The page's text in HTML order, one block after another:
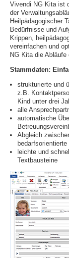
Vivendi NG Kita ist
der
Heilpädagogischer
Bedürfnisse und
Krippen,
vereinfachen und
NG Kita die
Stammdaten:
strukturierte und
z.B.
Kind unter drei
alle
automatische
Abgleich
leichte und
Textbausteine